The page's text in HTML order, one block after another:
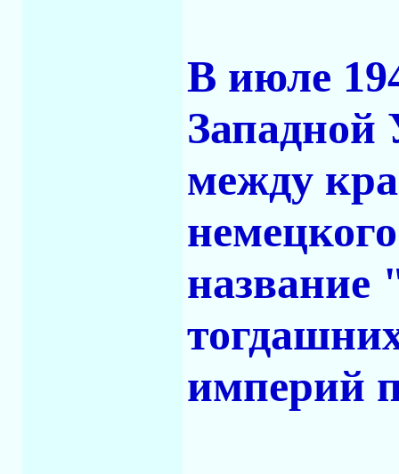
В июле
Западной
между
название
империй